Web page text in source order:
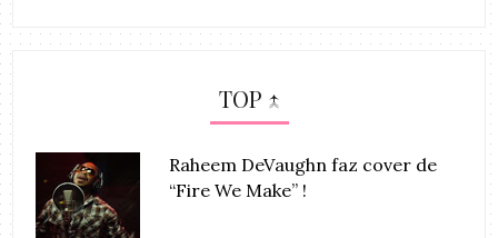
TOP ↑
Raheem DeVaughn faz cover de
“Fire We Make” !